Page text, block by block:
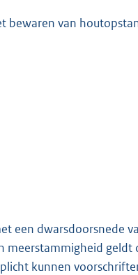
bewaren van
een dwarsdoorsnede
kunnen